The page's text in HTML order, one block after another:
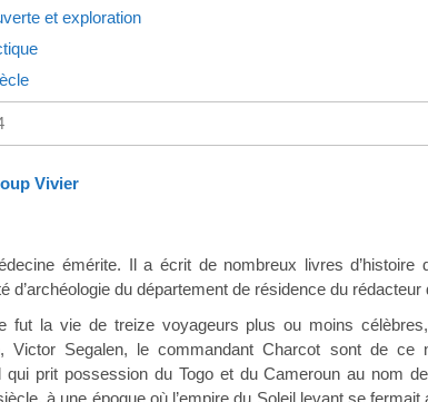
et exploration
Vivier
émérite. Il a écrit de nombreux livres
du département de résidence du rédacteur
fut la vie de treize voyageurs plus ou moins
Segalen, le commandant Charcot sont de ce
prit possession du Togo et du Cameroun au nom
à une époque où l’empire du Soleil levant se